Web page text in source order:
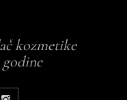
kozmetike
godine